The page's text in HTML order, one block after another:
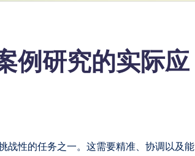
例研究的实际应
战性的任务之一。这需要精准、协调以及能